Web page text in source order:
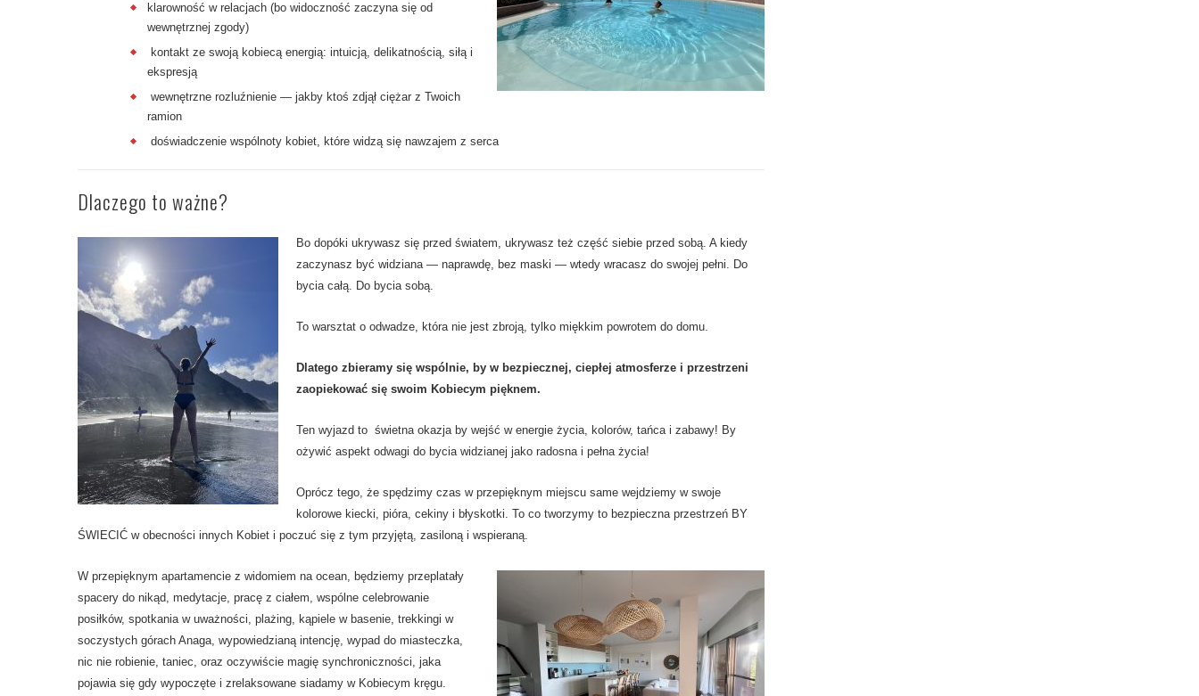
klarowność w relacjach (bo widoczność zaczyna się od
wewnętrznej zgody)
kontakt ze swoją kobiecą energią: intuicją, delikatnością, siłą i
ekspresją
wewnętrzne rozluźnienie — jakby ktoś zdjął ciężar z Twoich
ramion
doświadczenie wspólnoty kobiet, które widzą się nawzajem z serca
Dlaczego to ważne?
Bo dopóki ukrywasz się przed światem, ukrywasz też część siebie przed sobą. A kiedy
zaczynasz być widziana — naprawdę, bez maski — wtedy wracasz do swojej pełni. Do
bycia całą. Do bycia sobą.
To warsztat o odwadze, która nie jest zbroją, tylko miękkim powrotem do domu.
Dlatego zbieramy się wspólnie, by w bezpiecznej, ciepłej atmosferze i przestrzeni
zaopiekować się swoim Kobiecym pięknem.
Ten wyjazd to świetna okazja by wejść w energie życia, kolorów, tańca i zabawy! By
ożywić aspekt odwagi do bycia widzianej jako radosna i pełna życia!
Oprócz tego, że spędzimy czas w przepięknym miejscu same wejdziemy w swoje
kolorowe kiecki, pióra, cekiny i błyskotki. To co tworzymy to bezpieczna przestrzeń BY
ŚWIECIĆ w obecności innych Kobiet i poczuć się z tym przyjętą, zasiloną i wspieraną.
W przepięknym apartamencie z widomiem na ocean, będziemy przeplatały
spacery do nikąd, medytacje, pracę z ciałem, wspólne celebrowanie
posiłków, spotkania w uważności, plażing, kąpiele w basenie, trekkingi w
soczystych górach Anaga, wypowiedzianą intencję, wypad do miasteczka,
nic nie robienie, taniec, oraz oczywiście magię synchroniczności, jaka
pojawia się gdy wypoczęte i zrelaksowane siadamy w Kobiecym kręgu.